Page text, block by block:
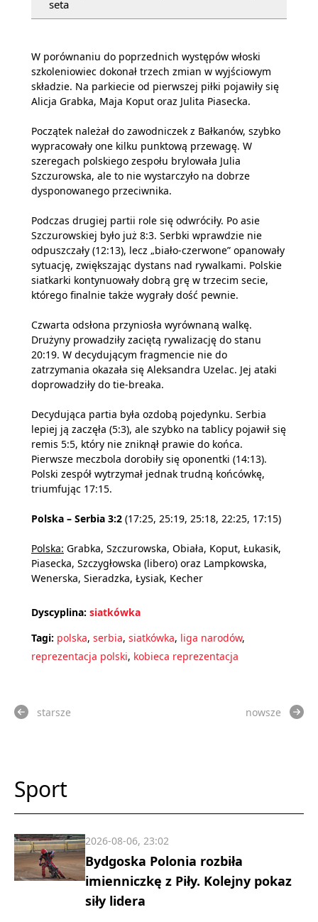
seta
W porównaniu do poprzednich występów włoski
szkoleniowiec dokonał trzech zmian w wyjściowym
składzie. Na parkiecie od pierwszej piłki pojawiły się
Alicja Grabka, Maja Koput oraz Julita Piasecka.
Początek należał do zawodniczek z Bałkanów, szybko
wypracowały one kilku punktową przewagę. W
szeregach polskiego zespołu brylowała Julia
Szczurowska, ale to nie wystarczyło na dobrze
dysponowanego przeciwnika.
Podczas drugiej partii role się odwróciły. Po asie
Szczurowskiej było już 8:3. Serbki wprawdzie nie
odpuszczały (12:13), lecz „biało-czerwone” opanowały
sytuację, zwiększając dystans nad rywalkami. Polskie
siatkarki kontynuowały dobrą grę w trzecim secie,
którego finalnie także wygrały dość pewnie.
Czwarta odsłona przyniosła wyrównaną walkę.
Drużyny prowadziły zaciętą rywalizację do stanu
20:19. W decydującym fragmencie nie do
zatrzymania okazała się Aleksandra Uzelac. Jej ataki
doprowadziły do tie-breaka.
Decydująca partia była ozdobą pojedynku. Serbia
lepiej ją zaczęła (5:3), ale szybko na tablicy pojawił się
remis 5:5, który nie zniknął prawie do końca.
Pierwsze meczbola dorobiły się oponentki (14:13).
Polski zespół wytrzymał jednak trudną końcówkę,
triumfując 17:15.
Polska – Serbia 3:2 (17:25, 25:19, 25:18, 22:25, 17:15)
Polska: Grabka, Szczurowska, Obiała, Koput, Łukasik,
Piasecka, Szczygłowska (libero) oraz Lampkowska,
Wenerska, Sieradzka, Łysiak, Kecher
Dyscyplina: siatkówka
Tagi: polska, serbia, siatkówka, liga narodów,
reprezentacja polski, kobieca reprezentacja
starsze nowsze
Sport
Bydgoska Polonia rozbiła
imienniczkę z Piły. Kolejny pokaz
siły lidera
2026-08-06, 23:02